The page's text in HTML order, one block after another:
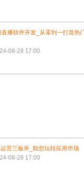
直播软件开发_从零到一打造热
08-28 17:00
营三板斧_助您玩转应用市场
08-28 17:00